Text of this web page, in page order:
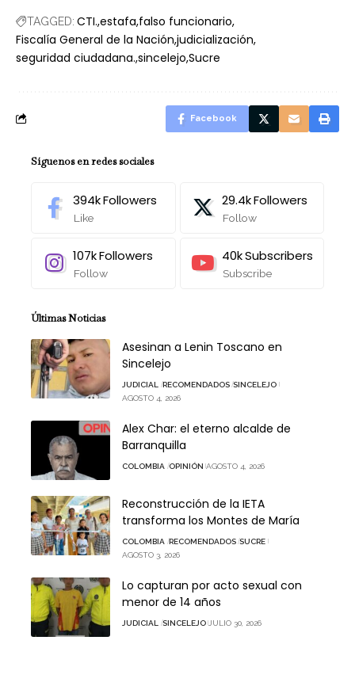
TAGGED: CTI. estafa falso funcionario
Fiscalía General de la Nación judicialización
seguridad ciudadana. sincelejo Sucre
Facebook
Síguenos en redes sociales
394kFollowers
Like
29.4kFollowers
Follow
107kFollowers
Follow
40kSubscribers
Subscribe
Últimas Noticias
Asesinan a Lenin Toscano en
Sincelejo
JUDICIAL RECOMENDADOS SINCELEJO
AGOSTO 4, 2026
Alex Char: el eterno alcalde de
Barranquilla
COLOMBIA OPINIÓN AGOSTO 4, 2026
Reconstrucción de la IETA
transforma los Montes de María
COLOMBIA RECOMENDADOS SUCRE
AGOSTO 3, 2026
Lo capturan por acto sexual con
menor de 14 años
JUDICIAL SINCELEJO JULIO 30, 2026